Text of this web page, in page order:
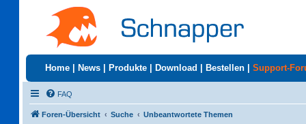
Home News Produkte Download Bestellen Support-
FAQ
Foren-Übersicht Suche Unbeantwortete Themen